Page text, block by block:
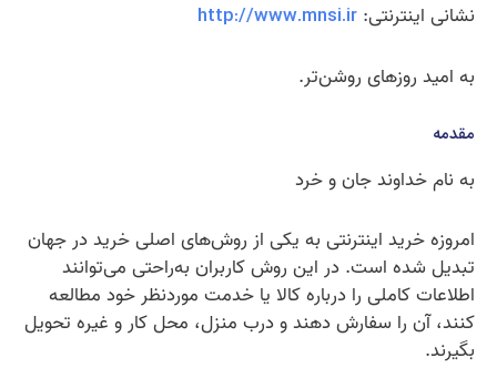
نشانی اینترنتی: http://www.mnsi.ir
به امید روزهای روشن‌تر.
مقدمه
به نام خداوند جان و خرد
امروزه خرید اینترنتی به یکی از روش‌های اصلی خرید در جهان
تبدیل شده است. در این روش کاربران به‌راحتی می‌توانند
اطلاعات کاملی را درباره کالا یا خدمت موردنظر خود مطالعه
کنند، آن را سفارش دهند و درب منزل، محل کار و غیره تحویل
بگیرند.